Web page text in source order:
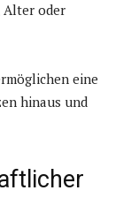
Alter oder
eine
hinaus und